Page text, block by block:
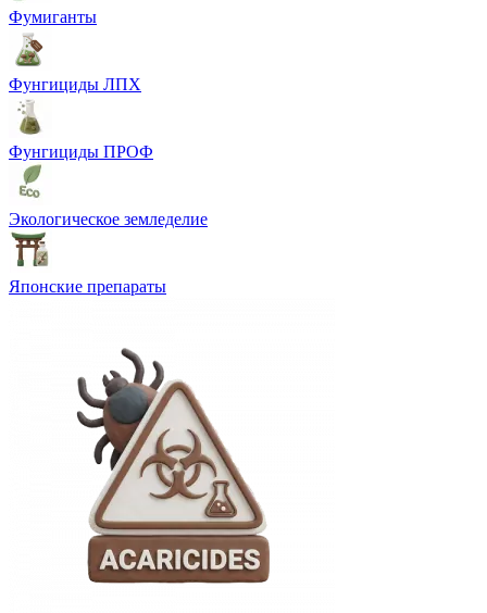
Фумиганты
Фунгициды ЛПХ
Фунгициды ПРОФ
Экологическое земледелие
Японские препараты